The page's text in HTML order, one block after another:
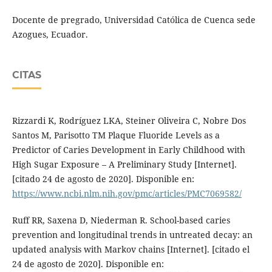
Docente de pregrado, Universidad Católica de Cuenca sede
Azogues, Ecuador.
CITAS
Rizzardi K, Rodríguez LKA, Steiner Oliveira C, Nobre Dos
Santos M, Parisotto TM Plaque Fluoride Levels as a
Predictor of Caries Development in Early Childhood with
High Sugar Exposure – A Preliminary Study [Internet].
[citado 24 de agosto de 2020]. Disponible en:
https://www.ncbi.nlm.nih.gov/pmc/articles/PMC7069582/
Ruff RR, Saxena D, Niederman R. School-based caries
prevention and longitudinal trends in untreated decay: an
updated analysis with Markov chains [Internet]. [citado el
24 de agosto de 2020]. Disponible en: